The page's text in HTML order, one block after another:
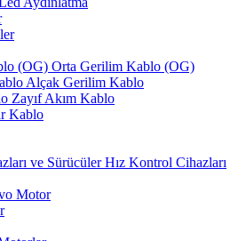
Orta Gerilim Kablo (OG)
Alçak Gerilim Kablo
Zayıf Akım Kablo
Kablo
Hız Kontrol Cihazları
Motor